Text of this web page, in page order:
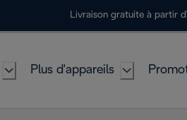
Livraison gratuite à partir
Plus d'appareils